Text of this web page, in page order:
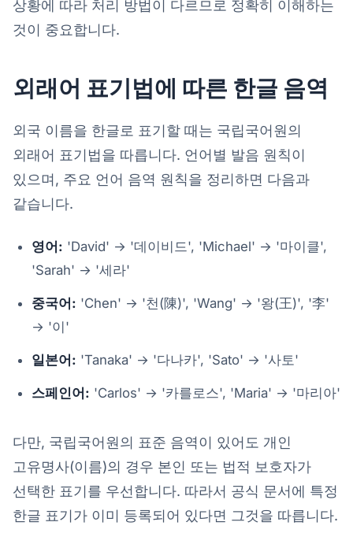
상황에 따라 처리 방법이 다르므로 정확히 이해하는
것이 중요합니다.
외래어 표기법에 따른 한글 음역
외국 이름을 한글로 표기할 때는 국립국어원의
외래어 표기법을 따릅니다. 언어별 발음 원칙이
있으며, 주요 언어 음역 원칙을 정리하면 다음과
같습니다.
영어: 'David' → '데이비드', 'Michael' → '마이클',
'Sarah' → '세라'
중국어: 'Chen' → '천(陳)', 'Wang' → '왕(王)', '李'
→ '이'
일본어: 'Tanaka' → '다나카', 'Sato' → '사토'
스페인어: 'Carlos' → '카를로스', 'Maria' → '마리아'
다만, 국립국어원의 표준 음역이 있어도 개인
고유명사(이름)의 경우 본인 또는 법적 보호자가
선택한 표기를 우선합니다. 따라서 공식 문서에 특정
한글 표기가 이미 등록되어 있다면 그것을 따릅니다.